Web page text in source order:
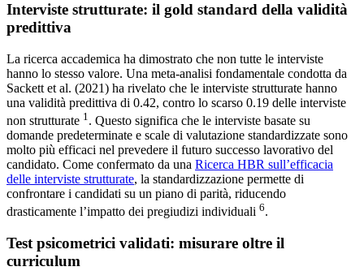
Interviste strutturate: il gold standard della validità
predittiva
La ricerca accademica ha dimostrato che non tutte le interviste
hanno lo stesso valore. Una meta-analisi fondamentale condotta da
Sackett et al. (2021) ha rivelato che le interviste strutturate hanno
una validità predittiva di 0.42, contro lo scarso 0.19 delle interviste
non strutturate 1 . Questo significa che le interviste basate su
domande predeterminate e scale di valutazione standardizzate sono
molto più efficaci nel prevedere il futuro successo lavorativo del
candidato. Come confermato da una Ricerca HBR sull’efficacia
delle interviste strutturate, la standardizzazione permette di
confrontare i candidati su un piano di parità, riducendo
drasticamente l’impatto dei pregiudizi individuali 6.
Test psicometrici validati: misurare oltre il
curriculum